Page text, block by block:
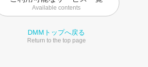
Available contents
DMMトップへ戻る
Return to the top page